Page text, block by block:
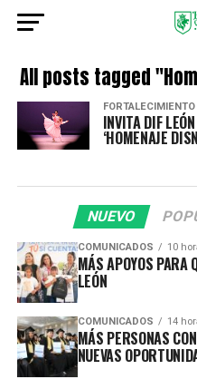
All posts tagged
INVITA DIF
‘HOMENAJE
NUEVO
COMUNICADOS 10
MÁS APOYOS PARA
LEÓN
COMUNICADOS 14
MÁS PERSONAS
NUEVAS